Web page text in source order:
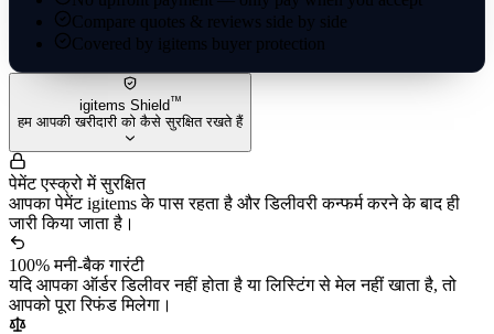
Compare quotes & reviews side by side
Covered by igitems buyer protection
igitems Shield™
हम आपकी खरीदारी को कैसे सुरक्षित रखते हैं
पेमेंट एस्क्रो में सुरक्षित
आपका पेमेंट igitems के पास रहता है और डिलीवरी कन्फर्म करने के बाद ही
जारी किया जाता है।
100% मनी-बैक गारंटी
यदि आपका ऑर्डर डिलीवर नहीं होता है या लिस्टिंग से मेल नहीं खाता है, तो
आपको पूरा रिफंड मिलेगा।